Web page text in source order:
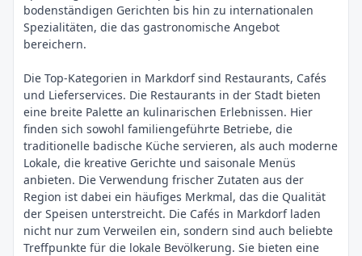
bodenständigen Gerichten bis hin zu internationalen
Spezialitäten, die das gastronomische Angebot
bereichern.
Die Top-Kategorien in Markdorf sind Restaurants, Cafés
und Lieferservices. Die Restaurants in der Stadt bieten
eine breite Palette an kulinarischen Erlebnissen. Hier
finden sich sowohl familiengeführte Betriebe, die
traditionelle badische Küche servieren, als auch moderne
Lokale, die kreative Gerichte und saisonale Menüs
anbieten. Die Verwendung frischer Zutaten aus der
Region ist dabei ein häufiges Merkmal, das die Qualität
der Speisen unterstreicht. Die Cafés in Markdorf laden
nicht nur zum Verweilen ein, sondern sind auch beliebte
Treffpunkte für die lokale Bevölkerung. Sie bieten eine